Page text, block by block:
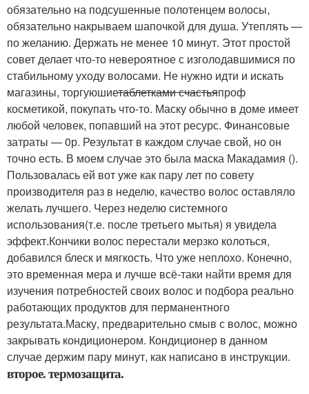
обязательно на подсушенные полотенцем волосы,
обязательно накрываем шапочкой для душа. Утеплять —
по желанию. Держать не менее 10 минут. Этот простой
совет делает что-то невероятное с изголодавшимися по
стабильному уходу волосами. Не нужно идти и искать
магазины, торгуюшиетаблетками счастьяпроф
косметикой, покупать что-то. Маску обычно в доме имеет
любой человек, попавший на этот ресурс. Финансовые
затраты — 0р. Результат в каждом случае свой, но он
точно есть. В моем случае это была маска Макадамия ().
Пользовалась ей вот уже как пару лет по совету
производителя раз в неделю, качество волос оставляло
желать лучшего. Через неделю системного
использования(т.е. после третьего мытья) я увидела
эффект.Кончики волос перестали мерзко колоться,
добавился блеск и мягкость. Что уже неплохо. Конечно,
это временная мера и лучше всё-таки найти время для
изучения потребностей своих волос и подбора реально
работающих продуктов для перманентного
результата.Маску, предварительно смыв с волос, можно
закрывать кондиционером. Кондиционер в данном
случае держим пару минут, как написано в инструкции.
второе. термозащита.